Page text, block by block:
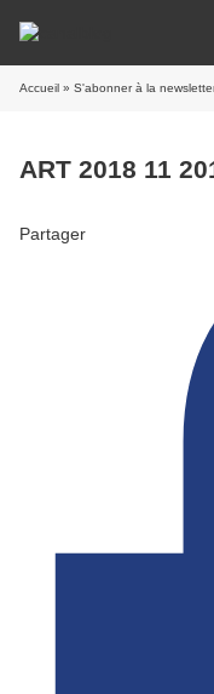
Accueil » S'abonner à la
ART 2018 11
Partager